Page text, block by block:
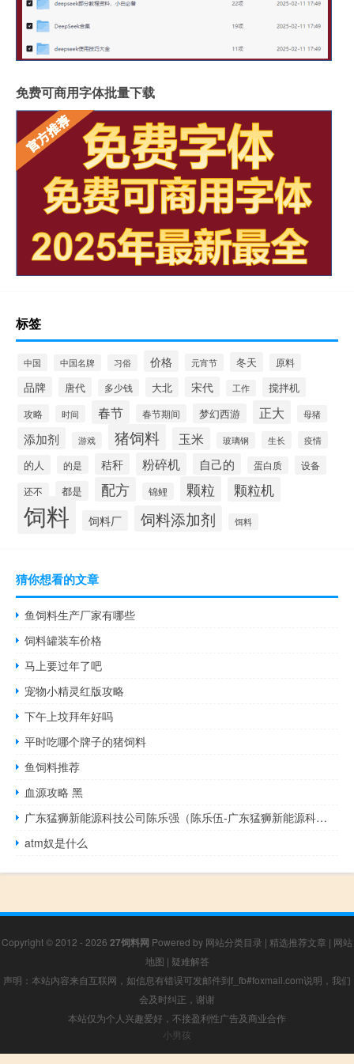
免费可商用字体批量下载
标签
中国 中国名牌 习俗 价格 元宵节 冬天 原料
品牌 唐代 多少钱 大北 宋代 工作 搅拌机
攻略 时间 春节 春节期间 梦幻西游 正大 母猪
添加剂 游戏 猪饲料 玉米 玻璃钢 生长 疫情
的人 的是 秸秆 粉碎机 自己的 蛋白质 设备
还不 都是 配方 锦鲤 颗粒 颗粒机
饲料 饲料厂 饲料添加剂 饵料
猜你想看的文章
鱼饲料生产厂家有哪些
饲料罐装车价格
马上要过年了吧
宠物小精灵红版攻略
下午上坟拜年好吗
平时吃哪个牌子的猪饲料
鱼饲料推荐
血源攻略 黑
广东猛狮新能源科技公司陈乐强（陈乐伍-广东猛狮新能源科技股份有限公司董事长介绍）
atm奴是什么
Copyright © 2012 - 2026 27饲料网 Powered by 网站分类目录 | 精选推荐文章 | 网站
地图 | 疑难解答
声明：本站内容来自互联网，如信息有错误可发邮件到f_fb#foxmail.com说明，我们
会及时纠正，谢谢
本站仅为个人兴趣爱好，不接盈利性广告及商业合作
小男孩